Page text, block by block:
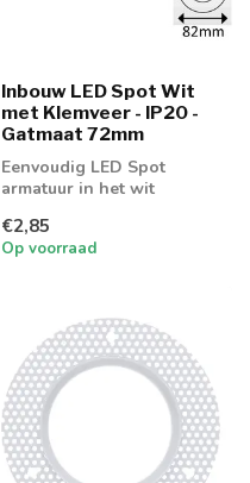
Inbouw LED Spot Wit
met Klemveer - IP20 -
Gatmaat 72mm
Eenvoudig LED Spot
armatuur in het wit
€2,85
Op voorraad